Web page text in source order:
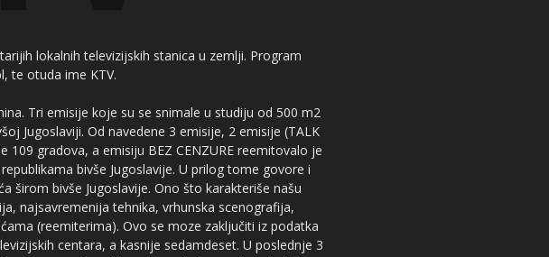
lokalnih televizijskih stanica u zemlji. Program
te otuda ime KTV.
Tri emisije koje su se snimale u studiju od 500 m2
Jugoslaviji. Od navedene 3 emisije, 2 emisije (TALK
109 gradova, a emisiju BEZ CENZURE reemitovalo je
bivše Jugoslavije. U prilog tome govore i
širom bivše Jugoslavije. Ono što karakteriše našu
najsavremenija tehnika, vrhunska scenografija,
(reemiterima). Ovo se moze zaključiti iz podatka
centara, a kasnije sedamdeset. U poslednje 3